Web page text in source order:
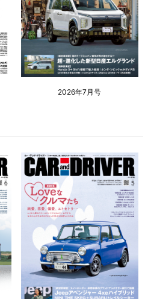
2026年7月号